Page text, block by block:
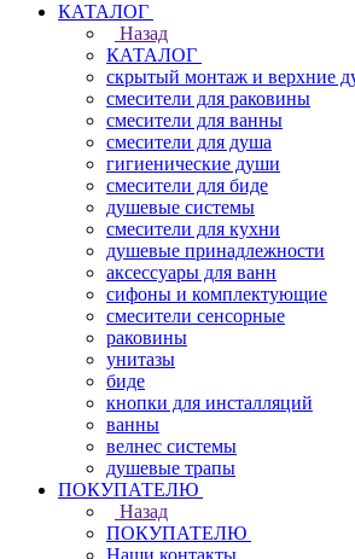
КАТАЛОГ
Назад
КАТАЛОГ
скрытый монтаж и верхние
смесители для раковины
смесители для ванны
смесители для душа
гигиенические души
смесители для биде
душевые системы
смесители для кухни
душевые принадлежности
аксессуары для ванн
сифоны и комплектующие
смесители сенсорные
раковины
унитазы
биде
кнопки для инсталляций
ванны
велнес системы
душевые трапы
ПОКУПАТЕЛЮ
Назад
ПОКУПАТЕЛЮ
Наши контакты